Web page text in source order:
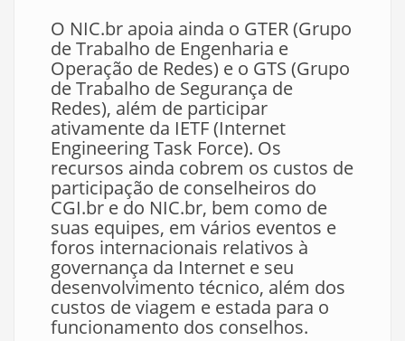
O NIC.br apoia ainda o GTER (Grupo
de Trabalho de Engenharia e
Operação de Redes) e o GTS (Grupo
de Trabalho de Segurança de
Redes), além de participar
ativamente da IETF (Internet
Engineering Task Force). Os
recursos ainda cobrem os custos de
participação de conselheiros do
CGI.br e do NIC.br, bem como de
suas equipes, em vários eventos e
foros internacionais relativos à
governança da Internet e seu
desenvolvimento técnico, além dos
custos de viagem e estada para o
funcionamento dos conselhos.